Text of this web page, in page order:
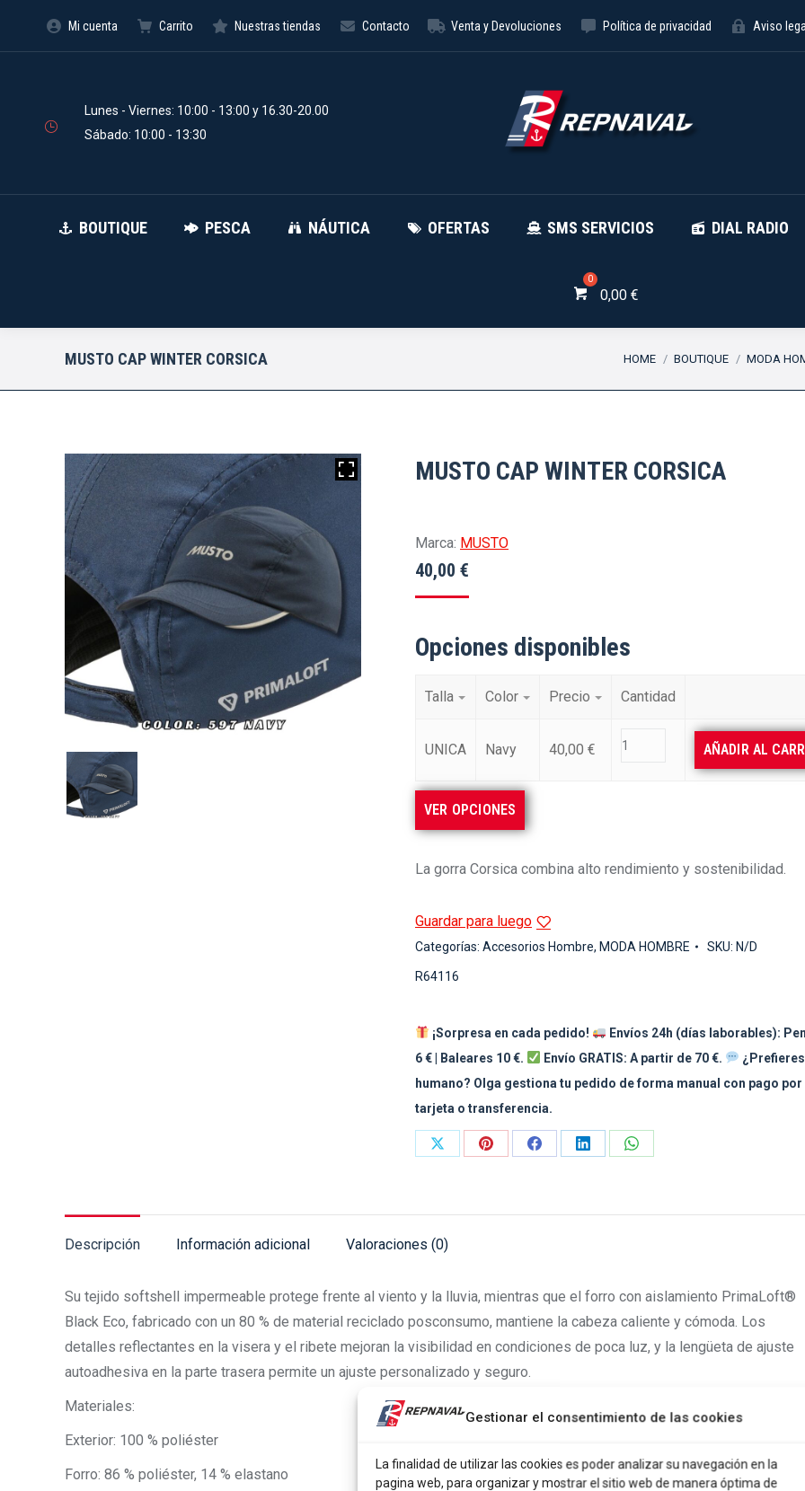
Gestionar el consentimiento de las cookies
La finalidad de utilizar las cookies es poder analizar su navegación en la
pagina web, para organizar y mostrar el sitio web de manera óptima de
Mi cuenta Carrito Nuestras tiendas Contacto Venta y Devoluciones Política de privacidad Aviso
Lunes - Viernes: 10:00 - 13:00 y 16.30-20.00
Sábado: 10:00 - 13:30
BOUTIQUE PESCA NÁUTICA OFERTAS SMS SERVICIOS DIAL RADIO
0,00 €
MUSTO CAP WINTER CORSICA You are here:
HOME BOUTIQUE MODA
MUSTO CAP WINTER CORSICA
Marca: MUSTO
40,00 €
Opciones disponibles
Talla Color Precio Cantidad
UNICA Navy 40,00 € AÑADIR AL
VER OPCIONES
La gorra Corsica combina alto rendimiento y sostenibilidad.
Guardar para luego
Categorías: Accesorios Hombre, MODA HOMBRE SKU: N/D
R64116
¡Sorpresa en cada pedido!
Envíos 24h (días laborables):
6 € | Baleares 10 €.
Envío GRATIS: A partir de 70 €.
humano? Olga gestiona tu pedido de forma manual con pago
tarjeta o transferencia.
Share
Share
Share
Share
Share
Descripción Información adicional Valoraciones (0)
Su tejido softshell impermeable protege frente al viento y la lluvia, mientras que el forro con aislamiento PrimaLoft®
Black Eco, fabricado con un 80 % de material reciclado posconsumo, mantiene la cabeza caliente y cómoda. Los
detalles reflectantes en la visera y el ribete mejoran la visibilidad en condiciones de poca luz, y la lengüeta de ajuste
autoadhesiva en la parte trasera permite un ajuste personalizado y seguro.
Materiales:
Exterior: 100 % poliéster
Forro: 86 % poliéster, 14 % elastano
BOUTIQUE PESCA NÁUTICA OFERTAS SMS
productos